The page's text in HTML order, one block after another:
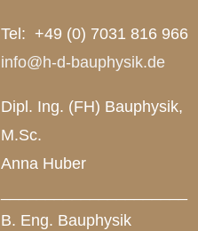
Tel: +49 (0) 7031 816 966
info@h-d-bauphysik.de
Dipl. Ing. (FH) Bauphysik,
M.Sc.
Anna Huber
B. Eng. Bauphysik